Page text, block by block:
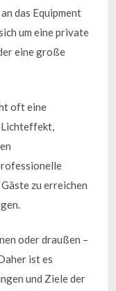
das Equipment
um eine private
eine große
oft eine
zu erreichen
oder draußen –
ist es
und Ziele der